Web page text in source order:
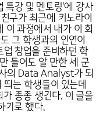
특강 및 멘토링'에 강사
구가 최근에 키노라이
이 과정에서 내가 이 회
그 학생과의 인연이
업 창업을 준비하던 학
들어도 알 만한 세 군
의 Data Analyst가 되
는 학생들이 있는데
가 종종 생긴다. 이 글을
기로 했다.